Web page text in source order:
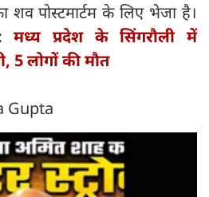
पोस्टमार्टम के लिए भेजा है।
मध्य प्रदेश के सिंगरौली में
5 लोगों की मौत
Gupta